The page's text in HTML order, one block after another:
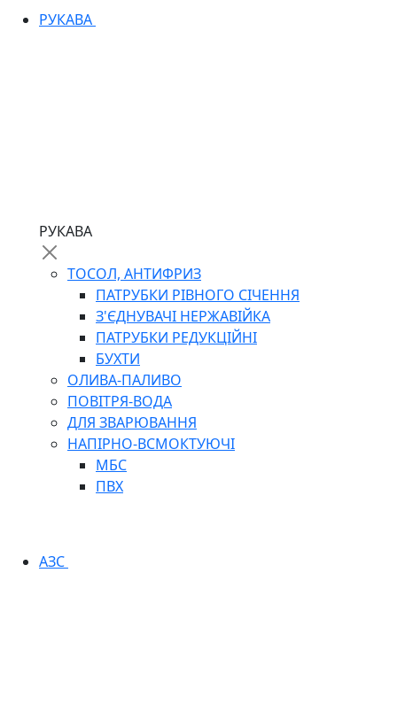
РУКАВА
РУКАВА
ТОСОЛ, АНТИФРИЗ
ПАТРУБКИ РІВНОГО СІЧЕННЯ
З'ЄДНУВАЧІ НЕРЖАВІЙКА
ПАТРУБКИ РЕДУКЦІЙНІ
БУХТИ
ОЛИВА-ПАЛИВО
ПОВІТРЯ-ВОДА
ДЛЯ ЗВАРЮВАННЯ
НАПІРНО-ВСМОКТУЮЧІ
МБС
ПВХ
АЗС